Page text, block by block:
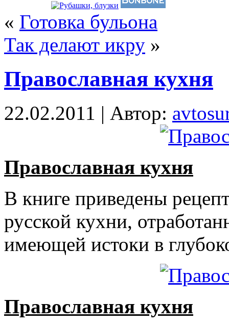
« Готовка бульона
Так делают икру »
Православная кухня
22.02.2011 | Автор:
Православная кухня
В книге приведены
русской кухни,
имеющей истоки в
Православная кухня